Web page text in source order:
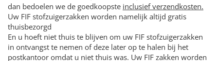
dan bedoelen we de goedkoopste inclusief verzendkosten.
Uw FIF stofzuigerzakken worden namelijk altijd gratis
thuisbezorgd
En u hoeft niet thuis te blijven om uw FIF stofzuigerzakken
in ontvangst te nemen of deze later op te halen bij het
postkantoor omdat u niet thuis was. Uw FIF zakken worden